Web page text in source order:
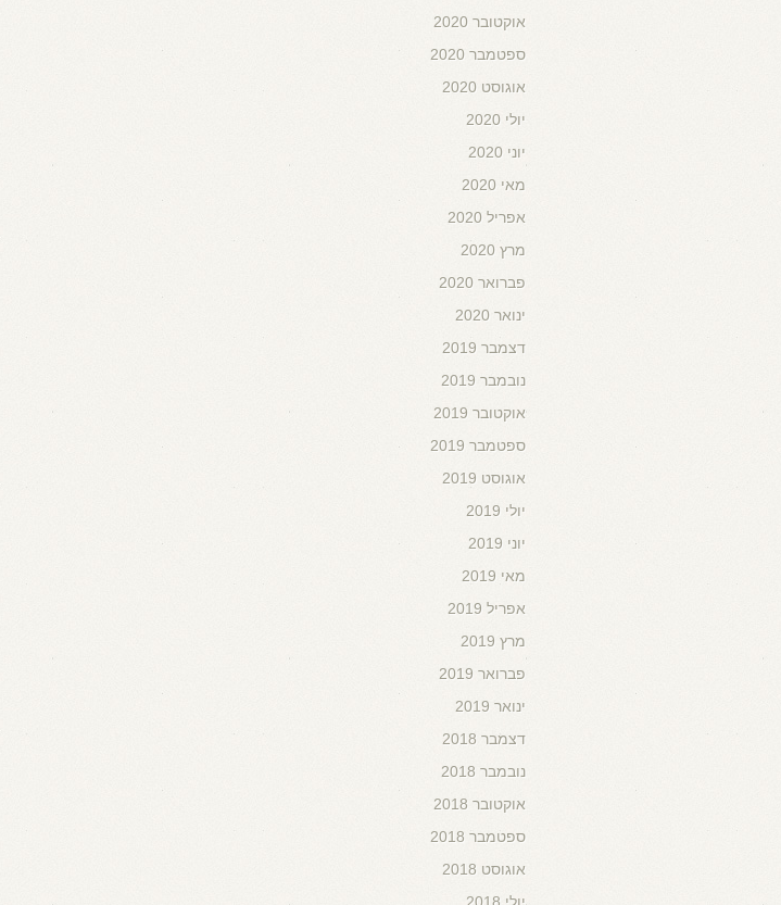
אוקטובר 2020
ספטמבר 2020
אוגוסט 2020
יולי 2020
יוני 2020
מאי 2020
אפריל 2020
מרץ 2020
פברואר 2020
ינואר 2020
דצמבר 2019
נובמבר 2019
אוקטובר 2019
ספטמבר 2019
אוגוסט 2019
יולי 2019
יוני 2019
מאי 2019
אפריל 2019
מרץ 2019
פברואר 2019
ינואר 2019
דצמבר 2018
נובמבר 2018
אוקטובר 2018
ספטמבר 2018
אוגוסט 2018